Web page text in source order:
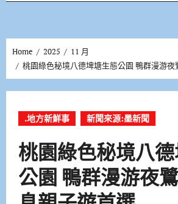
Home 2025
11 月
桃園綠色秘境八德埤塘生態公園 鴨群漫游
.地方新鮮事 新聞來源:墨新聞
桃園綠色秘境八
公園 鴨群漫游夜